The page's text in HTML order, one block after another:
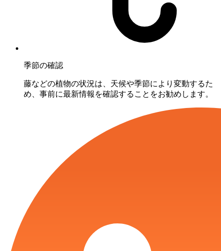
季節の確認
藤などの植物の状況は、天候や季節により変動するた
め、事前に最新情報を確認することをお勧めします。